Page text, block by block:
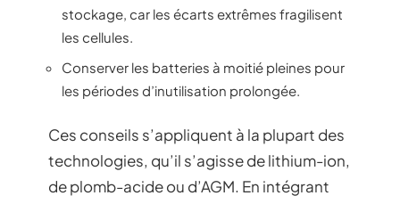
stockage, car les écarts extrêmes fragilisent
les cellules.
Conserver les batteries à moitié pleines pour
les périodes d’inutilisation prolongée.
Ces conseils s’appliquent à la plupart des
technologies, qu’il s’agisse de lithium-ion,
de plomb-acide ou d’AGM. En intégrant